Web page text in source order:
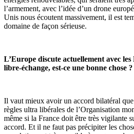
l’armement, avec l’idée d’un drone
Unis nous écoutent massivement, il est
domaine de façon sérieuse.
L’Europe discute actuellement avec
libre-échange, est-ce une bonne chose ?
Il vaut mieux avoir un accord bilatéral
règles ultra libérales de l’Organisation
même si la France doit être très vigilante
accord. Et il ne faut pas précipiter les